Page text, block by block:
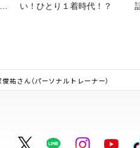
い！ひとり１着時代！？
祐さん（パーソナルトレーナー）